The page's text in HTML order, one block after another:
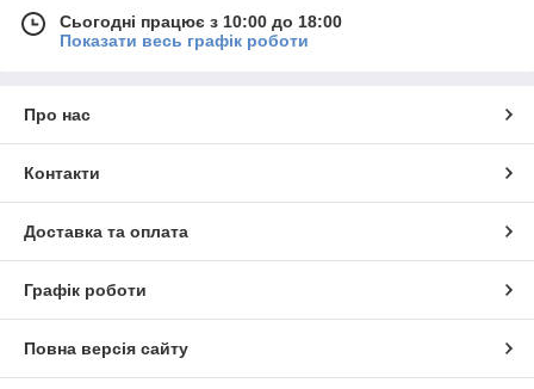
Сьогодні працює з 10:00 до 18:00
Показати весь графік роботи
Про нас
Контакти
Доставка та оплата
Графік роботи
Повна версія сайту